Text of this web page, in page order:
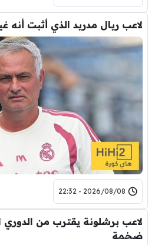
لاعب ريال مدريد الذي أثبت أنه
2026/08/08 - 22:32
لاعب برشلونة يقترب من
ضخمة